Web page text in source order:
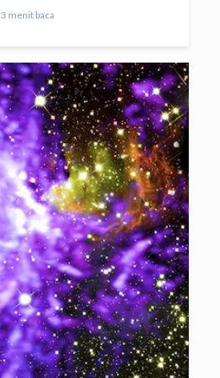
3 menit baca